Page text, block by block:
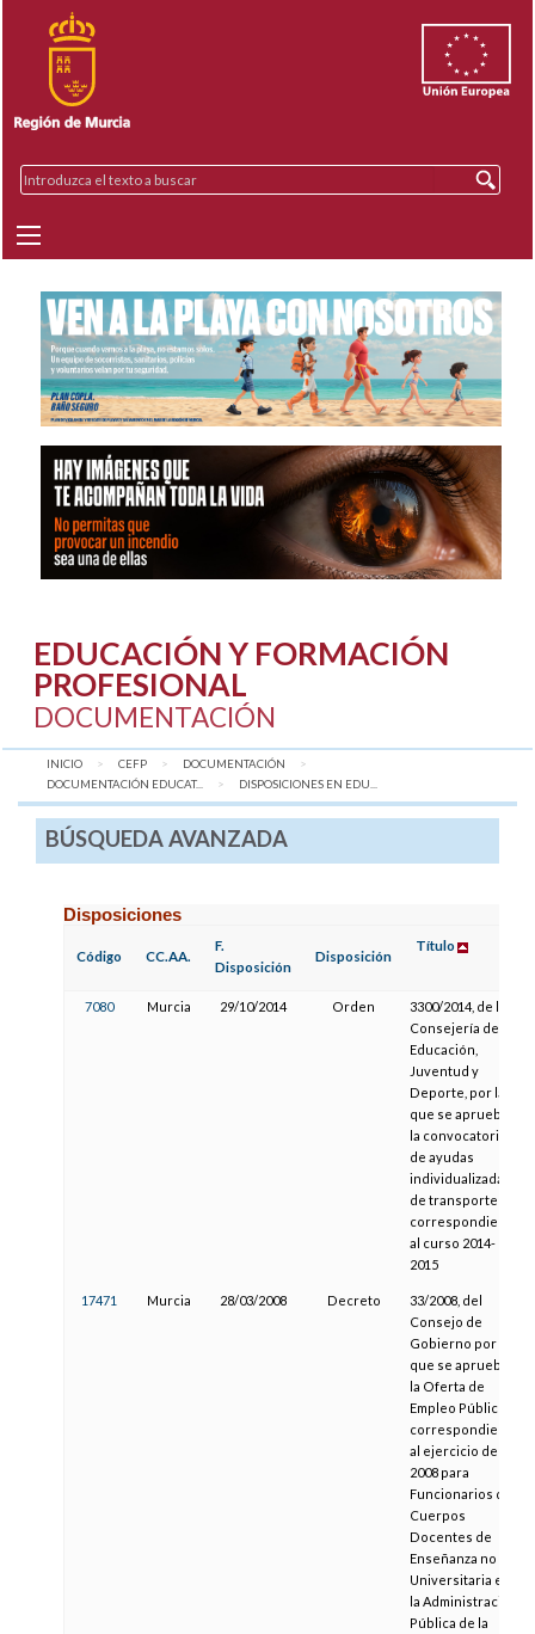
EDUCACIÓN Y FORMACIÓN
PROFESIONAL
DOCUMENTACIÓN
INICIO CEFP
DOCUMENTACIÓN
DOCUMENTACIÓN EDUCAT...
AQUÍ:
DISPOSICIONES EN EDU...
BÚSQUEDA AVANZADA
Disposiciones
Código CC.AA.
F.
Disposición
Disposición
Título
7080 Murcia 29/10/2014 Orden
3300/2014, de la
Consejería de
Educación,
Juventud y
Deporte, por la
que se aprueba
la convocatoria
de ayudas
individualizadas
de transporte
correspondiente
al curso 2014-
2015
17471 Murcia 28/03/2008 Decreto
33/2008, del
Consejo de
Gobierno por el
que se aprueba
la Oferta de
Empleo Público
correspondiente
al ejercicio de
2008 para
Funcionarios de
Cuerpos
Docentes de
Enseñanza no
Universitaria en
la Administración
Pública de la